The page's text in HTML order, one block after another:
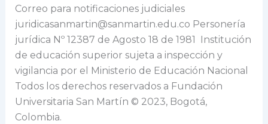
Correo para notificaciones judiciales
juridicasanmartin@sanmartin.edu.co Personería
jurídica Nº 12387 de Agosto 18 de 1981 Institución
de educación superior sujeta a inspección y
vigilancia por el Ministerio de Educación Nacional
Todos los derechos reservados a Fundación
Universitaria San Martín © 2023, Bogotá,
Colombia.